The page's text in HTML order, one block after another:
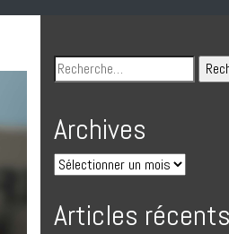
Archives
Articles récents